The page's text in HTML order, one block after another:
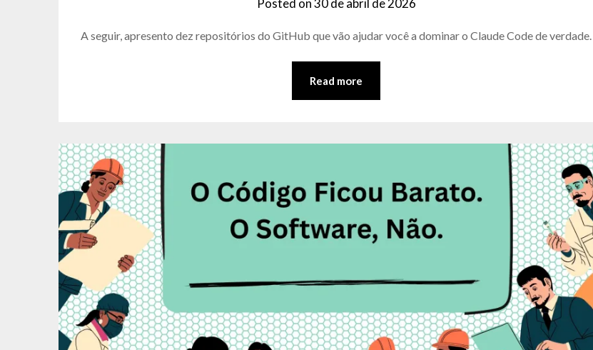
Posted on30 de abril de 2026
Matos
A seguir, apresento dez repositórios do GitHub que vão ajudar você a dominar o Claude Code de verdade.
Read more